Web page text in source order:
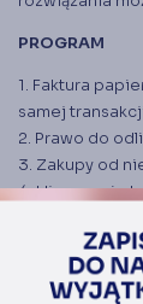
PROGRAM
1. Faktura
samej
2. Prawo do
3. Zakupy od
4. Ujmowanie
5. Korekty nie
(adres, data
wystawiać i